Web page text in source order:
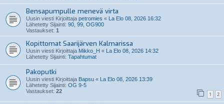
Bensapumpulle menevä virta
Uusin viesti Kirjoittaja petromies « La Elo 08, 2026 16:32
Lähetetty Sijainti: 90, 99, OG900
Vastaukset: 1
Kopittomat Saarijärven Kalmarissa
Uusin viesti Kirjoittaja Mikko_H « La Elo 08, 2026 14:32
Lähetetty Sijainti: Tapahtumat
Pakoputki
Uusin viesti Kirjoittaja Bapsu « La Elo 08, 2026 13:39
Lähetetty Sijainti: OG 9-5
Vastaukset: 22 1 2